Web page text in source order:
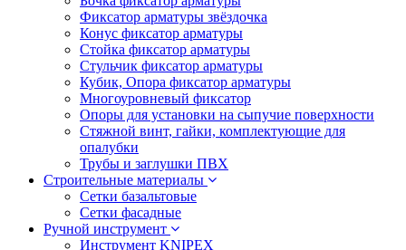
Фиксатор арматуры звёздочка
Конус фиксатор арматуры
Стойка фиксатор арматуры
Стульчик фиксатор арматуры
Кубик, Опора фиксатор арматуры
Многоуровневый фиксатор
Опоры для установки на сыпучие поверхности
Стяжной винт, гайки, комплектующие для
опалубки
Трубы и заглушки ПВХ
Строительные материалы
Сетки базальтовые
Сетки фасадные
Ручной инструмент
Инструмент KNIPEX